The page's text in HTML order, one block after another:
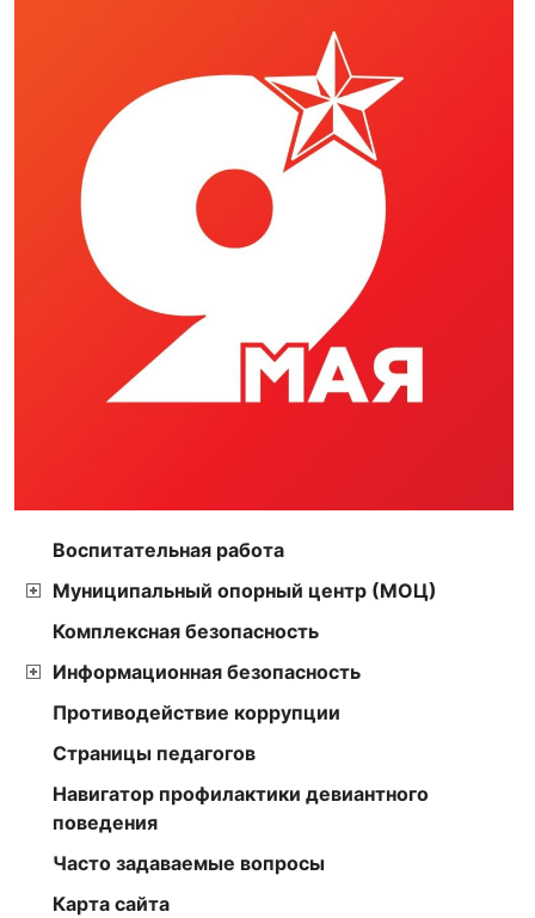
Воспитательная работа
Муниципальный опорный центр (МОЦ)
Комплексная безопасность
Информационная безопасность
Противодействие коррупции
Страницы педагогов
Навигатор профилактики девиантного
поведения
Часто задаваемые вопросы
Карта сайта